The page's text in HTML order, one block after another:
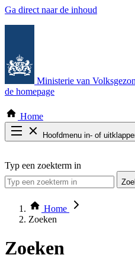
Ga direct naar de inhoud
Ministerie van
de homepage
Home
Hoofdmenu in- of
Thema COVID-19
Bekijk per bestuursorgaan
Typ een zoekterm in
Home
Zoeken
Zoeken